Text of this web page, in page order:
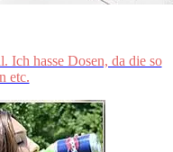
Ich hasse Dosen, da die so
etc.